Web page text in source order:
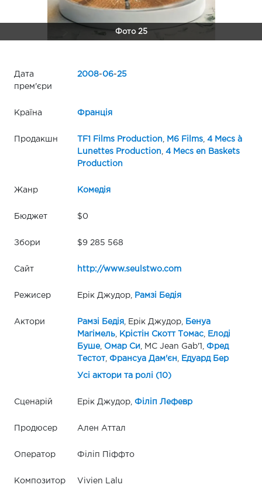
Фото 25
Дата
прем'єри
2008-06-25
Країна Франція
Продакшн TF1 Films Production M6 Films, 4 Mecs à
Lunettes Production
4 Mecs en Baskets
Production
Жанр Комедія
Бюджет $0
Збори $9 285 568
Сайт http://www.seulstwo.com
Режисер Ерік Джудор, Рамзі Бедія
Актори Рамзі Бедія, Ерік Джудор,
Бенуа
Магімель, Крістін Скотт Томас,
Елоді
Буше, Омар Си , MC Jean Gab'1, Фред
Тестот, Франсуа Дам'єн Едуард Бер
Усі актори та ролі (10)
Сценарій Ерік Джудор, Філіп Лефевр
Продюсер Ален Аттал
Оператор Філіп Піффто
Композитор Vivien Lalu